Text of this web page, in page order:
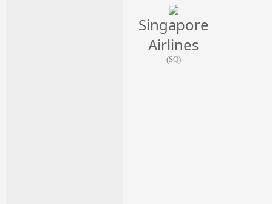
Singapore
Airlines
(SQ)